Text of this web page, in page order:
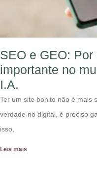
SEO e GEO:
importante no
I.A.
Ter um site bonito não é mais
verdade no digital, é preciso
isso,
Leia mais